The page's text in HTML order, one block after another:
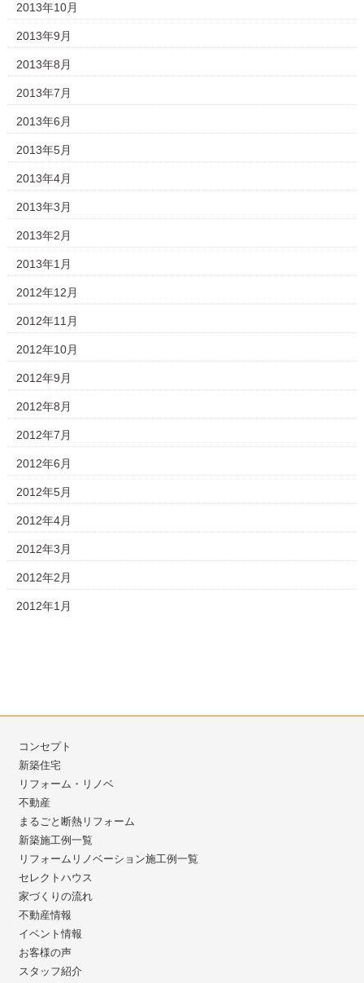
2013年10月
2013年9月
2013年8月
2013年7月
2013年6月
2013年5月
2013年4月
2013年3月
2013年2月
2013年1月
2012年12月
2012年11月
2012年10月
2012年9月
2012年8月
2012年7月
2012年6月
2012年5月
2012年4月
2012年3月
2012年2月
2012年1月
コンセプト
新築住宅
リフォーム・リノベ
不動産
まるごと断熱リフォーム
新築施工例一覧
リフォームリノベーション施工例一覧
セレクトハウス
家づくりの流れ
不動産情報
イベント情報
お客様の声
スタッフ紹介